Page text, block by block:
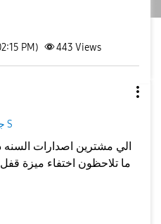
PM) 443 Views
جالاكسى S
ما تلاحظون اختفاء ميزة قفل